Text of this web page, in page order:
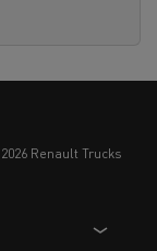
2026 Renault Trucks